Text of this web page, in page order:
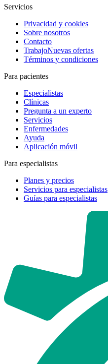
Servicios
Privacidad y cookies
Sobre nosotros
Contacto
TrabajoNuevas ofertas
Términos y condiciones
Para pacientes
Especialistas
Clínicas
Pregunta a un experto
Servicios
Enfermedades
Ayuda
Aplicación móvil
Para especialistas
Planes y precios
Servicios para especialistas
Guías para especialistas